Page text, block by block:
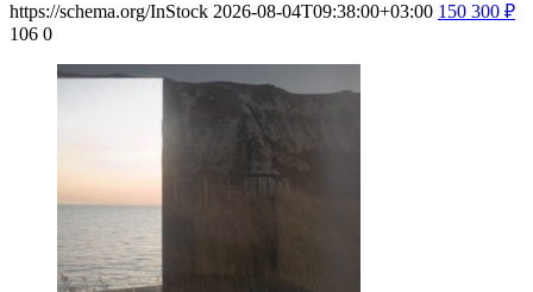
https://schema.org/InStock 2026-08-04T09:38:00+03:00 150 300 ₽
106 0